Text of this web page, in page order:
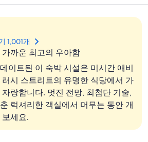
아침 식사, 점심 식사, 저녁 식사 및 브
1,001개
까운 최고의 우아함
이트된 이 숙박 시설은 미시간 애비
시 스트리트의 유명한 식당에서 가
랑합니다. 멋진 전망, 최첨단 기술,
럭셔리한 객실에서 머무는 동안 개
세요.